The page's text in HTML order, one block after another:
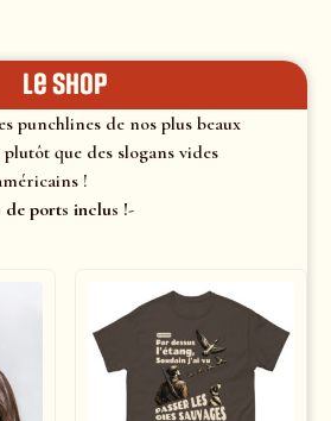
le shop
punchlines de nos plus beaux
que des slogans vides
!
de ports inclus !-